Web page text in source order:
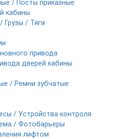
/ Посты приказные
кабины
Грузы / Тяги
привода
дверей кабины
/ Ремни зубчатые
/ Устройства контроля
/ Фотобарьеры
лифтом